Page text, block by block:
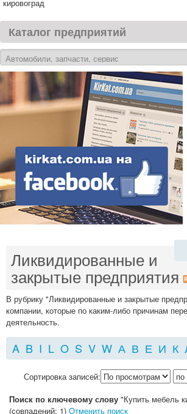
кировоград
Каталог предприятий
Ликвидированные и
закрытые предприятия
В рубрику "Ликвидированные и закрытые
компании, которые по каким-либо причинам
деятельность.
A B I L O S V W А В Е И К
Сортировка записей:
Поиск по ключевому слову "Купить мебель
(совпадений: 1) Отменить поиск